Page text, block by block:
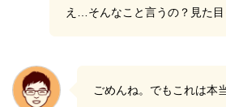
え…そんなこと言うの？見た目
ごめんね。でもこれは本